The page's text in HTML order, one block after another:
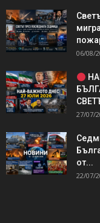
06/08/
27/07/
от...
22/07/